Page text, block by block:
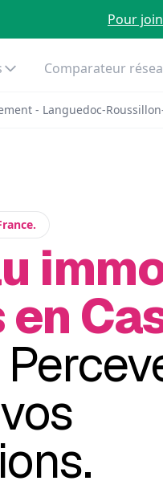
Pour
Comparateur
- Languedoc-